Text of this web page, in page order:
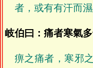
者，或有有汗而
岐伯曰：痛者寒氣
痹之痛者，寒邪